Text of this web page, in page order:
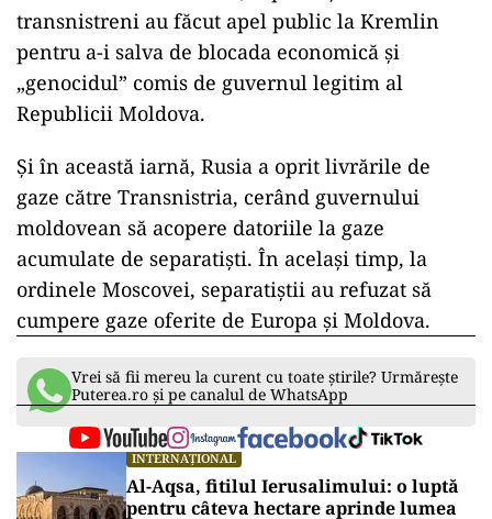
transnistreni au făcut apel public la Kremlin
pentru a-i salva de blocada economică și
„genocidul” comis de guvernul legitim al
Republicii Moldova.
Și în această iarnă, Rusia a oprit livrările de
gaze către Transnistria, cerând guvernului
moldovean să acopere datoriile la gaze
acumulate de separatiști. În același timp, la
ordinele Moscovei, separatiștii au refuzat să
cumpere gaze oferite de Europa și Moldova.
Vrei să fii mereu la curent cu toate știrile? Urmărește
Puterea.ro și pe canalul de WhatsApp
INTERNAȚIONAL
Al-Aqsa, fitilul Ierusalimului: o luptă
pentru câteva hectare aprinde lumea